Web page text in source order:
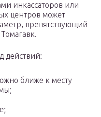
инкассаторов или
центров может
препятствующий
действий:
ближе к месту